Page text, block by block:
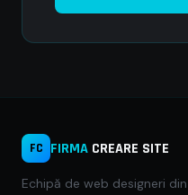
FC FIRMA CREARE SITE
Echipă de web designeri